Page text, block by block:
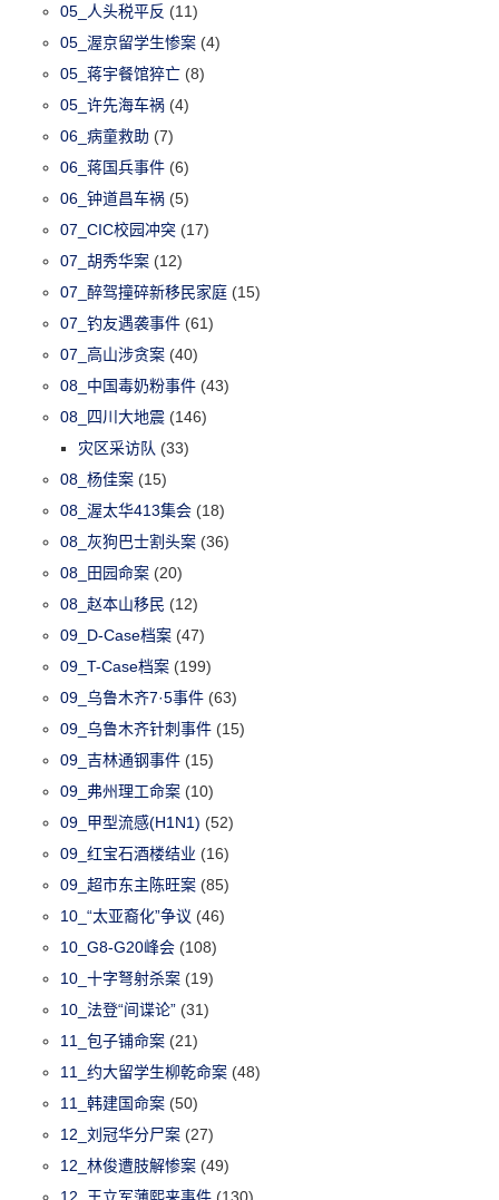
05_人头税平反 (11)
05_渥京留学生惨案 (4)
05_蒋宇餐馆猝亡 (8)
05_许先海车祸 (4)
06_病童救助 (7)
06_蒋国兵事件 (6)
06_钟道昌车祸 (5)
07_CIC校园冲突 (17)
07_胡秀华案 (12)
07_醉驾撞碎新移民家庭 (15)
07_钓友遇袭事件 (61)
07_高山涉贪案 (40)
08_中国毒奶粉事件 (43)
08_四川大地震 (146)
灾区采访队 (33)
08_杨佳案 (15)
08_渥太华413集会 (18)
08_灰狗巴士割头案 (36)
08_田园命案 (20)
08_赵本山移民 (12)
09_D-Case档案 (47)
09_T-Case档案 (199)
09_乌鲁木齐7·5事件 (63)
09_乌鲁木齐针刺事件 (15)
09_吉林通钢事件 (15)
09_弗州理工命案 (10)
09_甲型流感(H1N1) (52)
09_红宝石酒楼结业 (16)
09_超市东主陈旺案 (85)
10_“太亚裔化”争议 (46)
10_G8-G20峰会 (108)
10_十字弩射杀案 (19)
10_法登“间谍论” (31)
11_包子铺命案 (21)
11_约大留学生柳乾命案 (48)
11_韩建国命案 (50)
12_刘冠华分尸案 (27)
12_林俊遭肢解惨案 (49)
12_王立军薄熙来事件 (130)